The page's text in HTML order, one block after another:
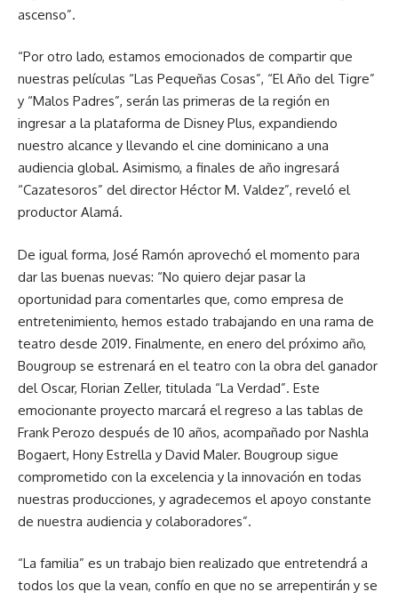
ascenso”.
“Por otro lado, estamos emocionados de compartir que
nuestras películas “Las Pequeñas Cosas”, “El Año del Tigre”
y “Malos Padres”, serán las primeras de la región en
ingresar a la plataforma de Disney Plus, expandiendo
nuestro alcance y llevando el cine dominicano a una
audiencia global. Asimismo, a finales de año ingresará
“Cazatesoros” del director Héctor M. Valdez”, reveló el
productor Alamá.
De igual forma, José Ramón aprovechó el momento para
dar las buenas nuevas: “No quiero dejar pasar la
oportunidad para comentarles que, como empresa de
entretenimiento, hemos estado trabajando en una rama de
teatro desde 2019. Finalmente, en enero del próximo año,
Bougroup se estrenará en el teatro con la obra del ganador
del Oscar, Florian Zeller, titulada “La Verdad”. Este
emocionante proyecto marcará el regreso a las tablas de
Frank Perozo después de 10 años, acompañado por Nashla
Bogaert, Hony Estrella y David Maler. Bougroup sigue
comprometido con la excelencia y la innovación en todas
nuestras producciones, y agradecemos el apoyo constante
de nuestra audiencia y colaboradores”.
“La familia” es un trabajo bien realizado que entretendrá a
todos los que la vean, confío en que no se arrepentirán y se